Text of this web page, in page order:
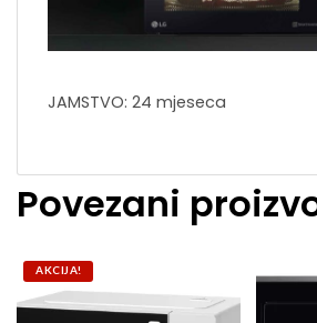
JAMSTVO: 24 mjeseca
Povezani
AKCIJA!